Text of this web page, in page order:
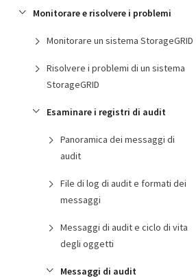
Monitorare e risolvere i problemi
Monitorare un sistema StorageGRID
Risolvere i problemi di un sistema
StorageGRID
Esaminare i registri di audit
Panoramica dei messaggi di
audit
File di log di audit e formati dei
messaggi
Messaggi di audit e ciclo di vita
degli oggetti
Messaggi di audit